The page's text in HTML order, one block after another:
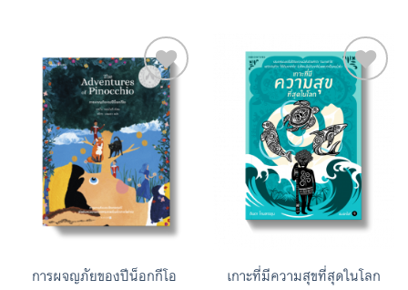
Add to
Wishlist
การผจญภัยของปีน็อกกีโอ
Wishlist
เกาะที่มีความสุขที่สุดในโลก